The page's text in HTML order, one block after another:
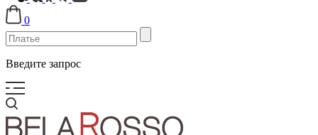
0
Введите запрос